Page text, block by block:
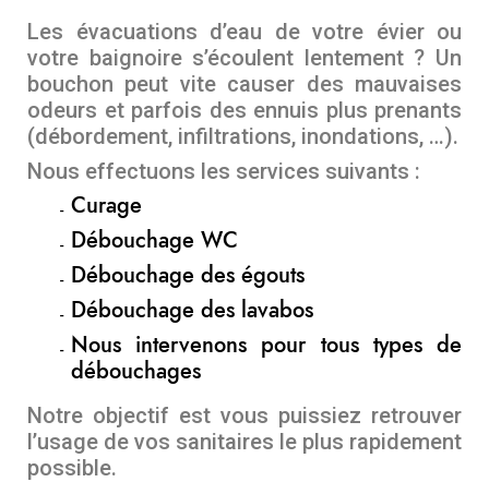
Les évacuations d’eau de votre évier ou
votre baignoire s’écoulent lentement ? Un
bouchon peut vite causer des mauvaises
odeurs et parfois des ennuis plus prenants
(débordement, infiltrations, inondations, …).
Nous effectuons les services suivants :
Curage
Débouchage WC
Débouchage des égouts
Débouchage des lavabos
Nous intervenons pour tous types de
débouchages
Notre objectif est vous puissiez retrouver
l’usage de vos sanitaires le plus rapidement
possible.